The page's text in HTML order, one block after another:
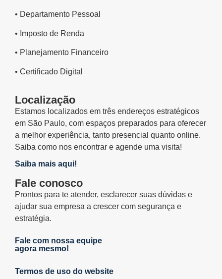
• Departamento Pessoal
• Imposto de Renda
• Planejamento Financeiro
• Certificado Digital
Localização
Estamos localizados em três endereços estratégicos
em São Paulo, com espaços preparados para oferecer
a melhor experiência, tanto presencial quanto online.
Saiba como nos encontrar e agende uma visita!
Saiba mais aqui!
Fale conosco
Prontos para te atender, esclarecer suas dúvidas e
ajudar sua empresa a crescer com segurança e
estratégia.
Fale com nossa equipe
agora mesmo!
Termos de uso do website